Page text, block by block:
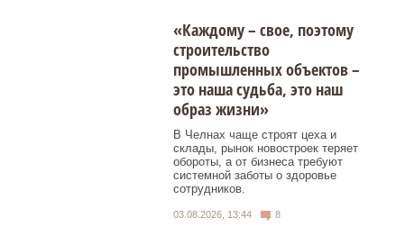
«Каждому – свое, поэтому
строительство
промышленных объектов –
это наша судьба, это наш
образ жизни»
В Челнах чаще строят цеха и
склады, рынок новостроек теряет
обороты, а от бизнеса требуют
системной заботы о здоровье
сотрудников.
03.08.2026, 13:44 8